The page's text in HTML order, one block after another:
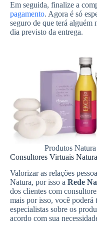
Em seguida, finalize a
pagamento. Agora é só
seguro de que terá alguém
dia previsto da entrega.
Produtos
Consultores Virtuais Natura
Valorizar as relações
Natura, por isso a Rede
dos clientes com
mais por isso, você poderá
especialistas sobre os
acordo com sua